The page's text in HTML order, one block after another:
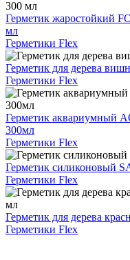
Герметик жаростойкий
мл
Герметики Flex
Герметик для дерева
Герметики Flex
Герметик аквариумный
300мл
Герметики Flex
Герметик силиконовый
Герметики Flex
Герметик для дерева
Герметики Flex